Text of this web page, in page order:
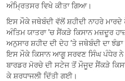
ਅੰਮ੍ਰਿਤਸਰ ਵਿਖੇ ਕੀਤਾ ਗਿਆ।
ਇਸ ਮੌਕੇ ਜਥੇਬੰਦੀ ਵੱਲੋਂ ਸ਼ਹੀਦੀ ਨਾਹਰੇ
ਅੰਤਿਮ ਯਾਤਰਾ ’ਚ ਸੈਂਕੜੇ ਕਿਸਾਨ ਮਜ਼ਦੂਰ
ਅਨੁਸਾਰ ਸ਼ਹੀਦ ਦੀ ਦੇਹ ’ਤੇ ਜਥੇਬੰਦੀ ਦਾ
ਇਸ ਮੌਕੇ ਕਿਸਾਨ ਆਗੂ ਸਰਵਣ ਸਿੰਘ ਪੰਧੇਰ ਨੇ
ਬਾਰਡਰ ਮੋਰਚੇ ਦੀ ਸਟੇਜ ਤੋਂ ਮੌਜੂਦ ਸੈਂਕੜੇ
ਕੇ ਸ਼ਰਧਾਜਲੀ ਦਿੱਤੀ ਗਈ।